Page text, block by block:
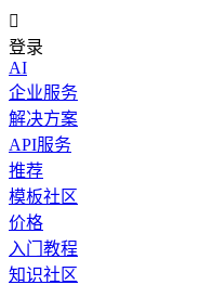

登录
AI
企业服务
解决方案
API服务
推荐
模板社区
价格
入门教程
知识社区